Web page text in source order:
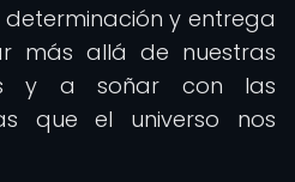
determinación y entrega
más allá de nuestras
y a soñar con las
que el universo nos